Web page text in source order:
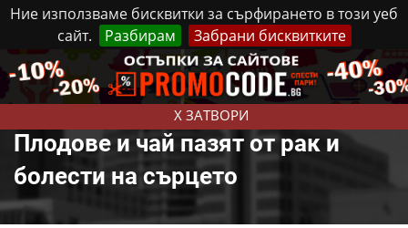
Ние използваме бисквитки за сърфирането в този уеб
сайт.
Разбирам Забрани бисквитките
X ЗАТВОРИ
Петък, 7 Август, 2026 Реклама Контакти
Плодове и чай пазят от рак и
болести на сърцето